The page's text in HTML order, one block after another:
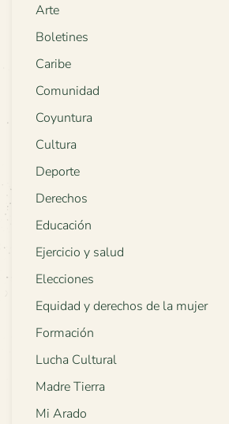
Arte
Boletines
Caribe
Comunidad
Coyuntura
Cultura
Deporte
Derechos
Educación
Ejercicio y salud
Elecciones
Equidad y derechos de la mujer
Formación
Lucha Cultural
Madre Tierra
Mi Arado